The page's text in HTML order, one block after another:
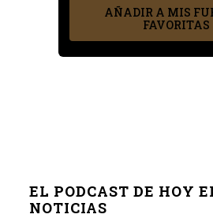
AÑADIR A MIS
FAVORITAS
EL PODCAST DE HOY
NOTICIAS